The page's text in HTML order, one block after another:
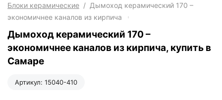
Блоки керамические / Дымоход керамический 170 –
экономичнее каналов из кирпича
Дымоход керамический 170 –
экономичнее каналов из кирпича, купить в
Самаре
Артикул: 15040-410